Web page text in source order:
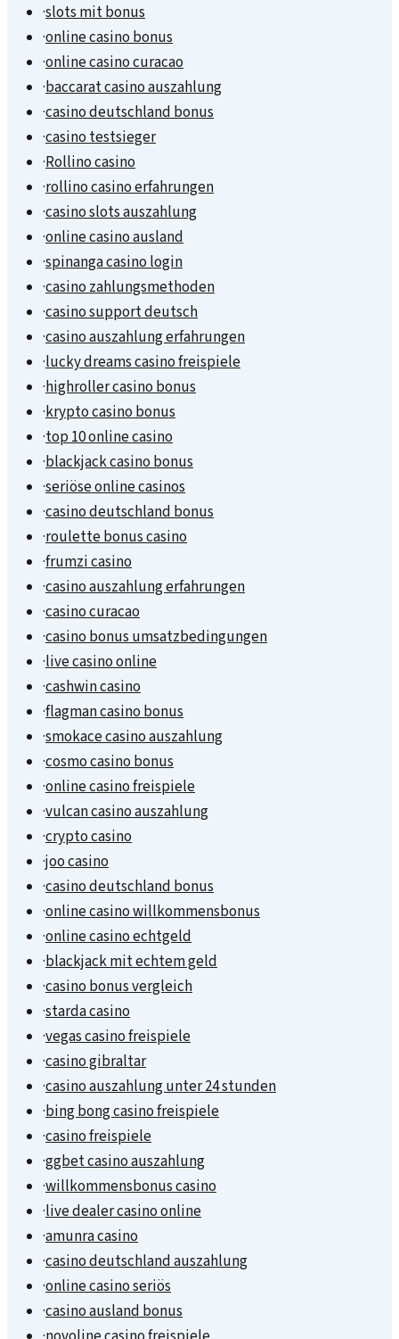
·slots mit bonus
·online casino bonus
·online casino curacao
·baccarat casino auszahlung
·casino deutschland bonus
·casino testsieger
·Rollino casino
·rollino casino erfahrungen
·casino slots auszahlung
·online casino ausland
·spinanga casino login
·casino zahlungsmethoden
·casino support deutsch
·casino auszahlung erfahrungen
·lucky dreams casino freispiele
·highroller casino bonus
·krypto casino bonus
·top 10 online casino
·blackjack casino bonus
·seriöse online casinos
·casino deutschland bonus
·roulette bonus casino
·frumzi casino
·casino auszahlung erfahrungen
·casino curacao
·casino bonus umsatzbedingungen
·live casino online
·cashwin casino
·flagman casino bonus
·smokace casino auszahlung
·cosmo casino bonus
·online casino freispiele
·vulcan casino auszahlung
·crypto casino
·joo casino
·casino deutschland bonus
·online casino willkommensbonus
·online casino echtgeld
·blackjack mit echtem geld
·casino bonus vergleich
·starda casino
·vegas casino freispiele
·casino gibraltar
·casino auszahlung unter 24 stunden
·bing bong casino freispiele
·casino freispiele
·ggbet casino auszahlung
·willkommensbonus casino
·live dealer casino online
·amunra casino
·casino deutschland auszahlung
·online casino seriös
·casino ausland bonus